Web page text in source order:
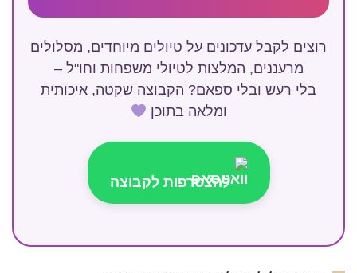
רוצים לקבל עדכונים על טיולים מיוחדים, מסלולים
מרעננים, המלצות לטיולי משפחות וחו"ל –
בלי רעש ובלי ספאם? הקבוצה שקטה, איכותית
ומלאה בתוכן
להצטרפות לקבוצה